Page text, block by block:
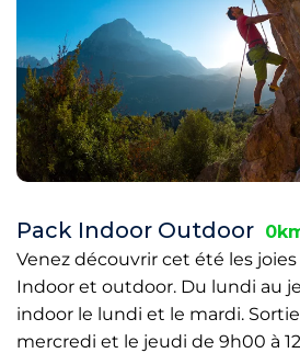
Pack Indoor Outdoor
Venez découvrir cet été les
Indoor et outdoor. Du lundi au
indoor le lundi et le mardi.
mercredi et le jeudi de 9h00 à